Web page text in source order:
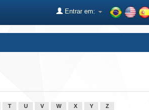
Entrar em:
T U V W X Y Z